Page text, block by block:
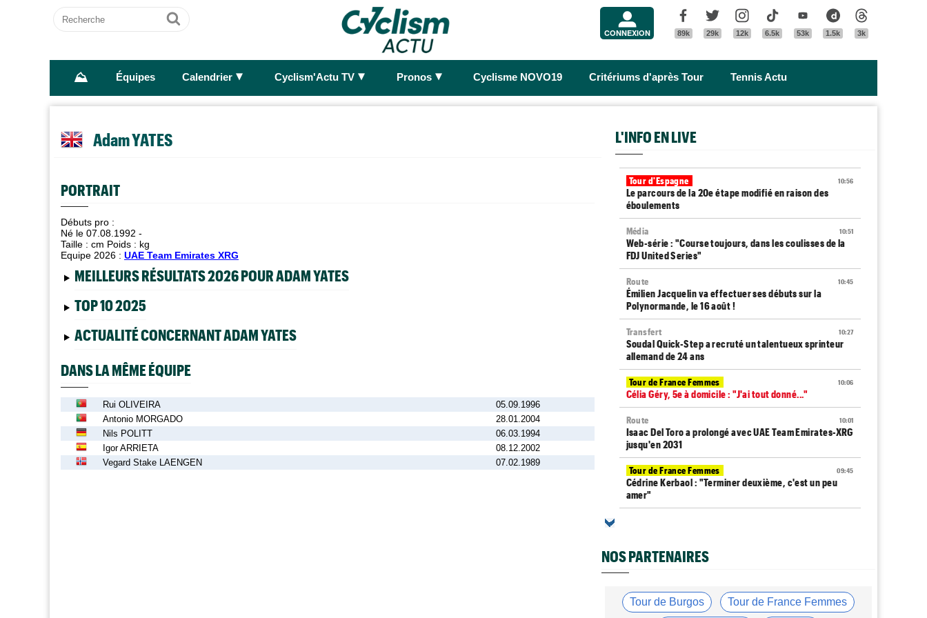
Recherche
Ok CONNEXION
Facebook
89k
Twitter
29k
Instagram
12k
Tik Tok
6.5k
Youtube
53k
Dailymotion
1.5k 3k
⛰ Équipes Calendrier ► Cyclism'Actu TV ► Pronos ► Cyclisme NOVO19 Critériums d'après Tour Tennis Actu
Adam YATES
PORTRAIT
Débuts pro :
Né le 07.08.1992 -
Taille : cm Poids : kg
Equipe 2026 : UAE Team Emirates XRG
MEILLEURS RÉSULTATS 2026 POUR ADAM YATES
TOP 10 2025
ACTUALITÉ CONCERNANT ADAM YATES
DANS LA MÊME ÉQUIPE
Rui OLIVEIRA
05.09.1996
Antonio MORGADO
28.01.2004
Nils POLITT
06.03.1994
Igor ARRIETA
08.12.2002
Vegard Stake LAENGEN
07.02.1989
L'INFO EN LIVE
10:56
Tour d'Espagne
Le parcours de la 20e étape modifié en raison des
éboulements
10:51
Média
Web-série : "Course toujours, dans les coulisses de la
FDJ United Series"
10:45
Route
Émilien Jacquelin va effectuer ses débuts sur la
Polynormande, le 16 août !
10:27
Transfert
Soudal Quick-Step a recruté un talentueux sprinteur
allemand de 24 ans
10:06
Tour de France Femmes
Célia Géry, 5e à domicile : "J'ai tout donné..."
10:01
Route
Isaac Del Toro a prolongé avec UAE Team Emirates-XRG
jusqu'en 2031
09:45
Tour de France Femmes
Cédrine Kerbaol : "Terminer deuxième, c'est un peu
amer"
Tour de France Femmes
Tour
NOS PARTENAIRES
Tour de Burgos Tour de France Femmes